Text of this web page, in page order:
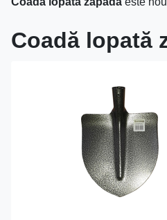
Coadă lopată